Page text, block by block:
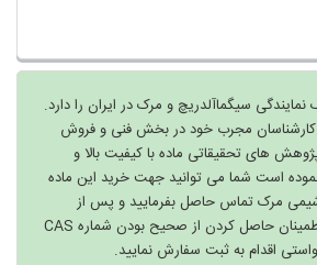
سیگماآلدریچ و مرک در ایران را دارد.
کارشناسان مجرب خود در بخش فنی و فروش
های تحقیقاتی ماده با کیفیت بالا و
است شما می توانید جهت خرید این ماده
مرک تماس حاصل بفرمایید و پس از
دریافت پیش فاکتور و اطمینان حاصل کردن از صحیح بودن شماره CAS
اقدام به ثبت سفارش نمایید.